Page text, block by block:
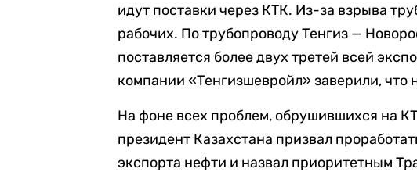
идут поставки через КТК. Из-за взрыва
рабочих. По трубопроводу Тенгиз —
поставляется более двух третей всей
компании «Тенгизшевройл» заверили, что
На фоне всех проблем, обрушившихся на
президент Казахстана призвал
экспорта нефти и назвал приоритетным